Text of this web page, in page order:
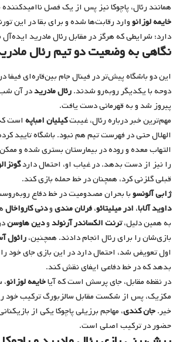
همانند رئال، پاچوکا نیز پس از یک فصل
خایمه لوزانووارد رقابت‌ها شده و برای بقا در این
دارد؛ شرایطی که هرگز در مقابل رئال مادرید
نگاهی به وضعیت دو تیم رئال
دوحه با یکدیگر روبه‌رو شدند.رئال مادرید
پیروز شد و به قهرمانی دست یافت.
مهم‌ترین خبر درباره رئال، غیبتکیلیان امباپه است
الهلال حتی در فهرست تیم هم نبود. باشگاه تایید
التهاب معده و روده در بیمارستان بستری شده و
را نیز از دست بدهد. در غیاب او، احتمال دارد
قبلی گلزنی کرد، همچنان در خط حمله بازی کند.
ژابی آلونسوبا بحران مصدومیت در خط دفاع
داوید آلابا، ادر میلیتائو،فرلان مندیودنی کارواخال
به همین دلیل،ترنت الکساندر آرنولدودین هاوسن
بازی‌شان را برای رئال انجام دادند. همچنین،رائول
اول تعویض شد، احتمال دارد در این بازی جای خود
بدهد که در خط دفاعی ایفای نقش کند.
در نقطه مقابل، جای پرسش است که آیاخایمه لوزانو،
مکزیک، پس از شکست مقابل سالزبورگ ترکیب خود را
خیر.جان کندی، مهاجم برزیلی پاچوکا یکی از
حضور در ترکیب اصلی است.